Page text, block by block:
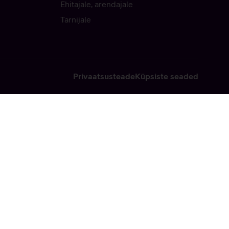
Ehitajale, arendajale
Tarnijale
PrivaatsusteadeKüpsiste seaded